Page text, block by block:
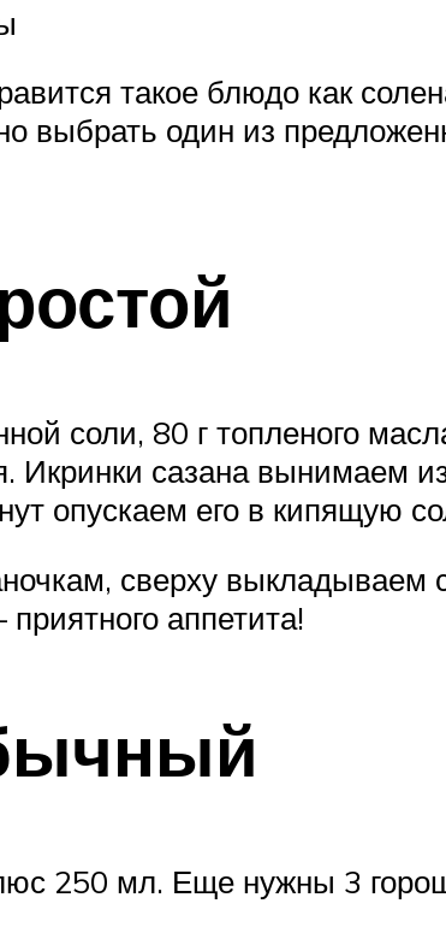
такое блюдо как
выбрать один из
соли, 80 г топленого
Икринки сазана вынимаем
опускаем его в кипящую
сверху выкладываем
аппетита!
250 мл. Еще нужны 3